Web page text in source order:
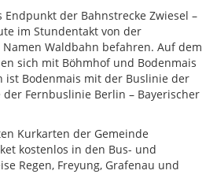
Endpunkt der Bahnstrecke Zwiesel –
im Stundentakt von der
Waldbahn befahren. Auf dem
sich mit Böhmhof und Bodenmais
ist Bodenmais mit der Buslinie der
der Fernbuslinie Berlin – Bayerischer
Kurkarten der Gemeinde
kostenlos in den Bus- und
Regen, Freyung, Grafenau und